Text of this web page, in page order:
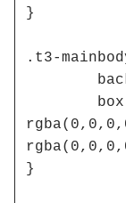
}
.t3-
}